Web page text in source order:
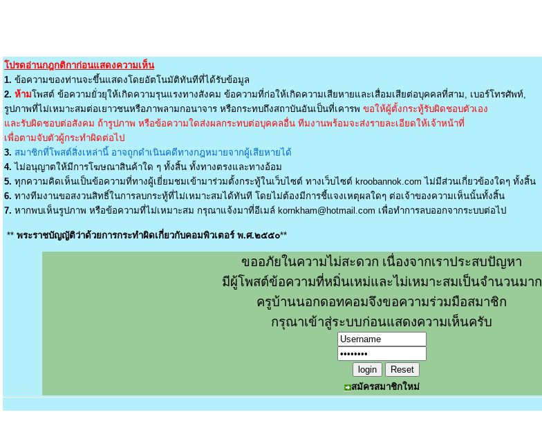
โปรดอ่านกฎกติกาก่อนแสดงความเห็น
1. ข้อความของท่านจะขึ้นแสดงโดยอัตโนมัติทันทีที่ได้รับข้อมูล
2. ห้ามโพสต์ ข้อความยั่วยุให้เกิดความรุนแรงทางสังคม ข้อความที่ก่อให้เกิดความเสียหายและเสื่อมเสียต่อบุคคลที่สาม, เบอร์โทรศัพท์,
รูปภาพที่ไม่เหมาะสมต่อเยาวชนหรือภาพลามกอนาจาร หรือกระทบถึงสถาบันอันเป็นที่เคารพ ขอให้ผู้ตั้งกระทู้รับผิดชอบตัวเอง
และรับผิดชอบต่อสังคม ถ้ารูปภาพ หรือข้อความใดส่งผลกระทบต่อบุคคลอื่น ทีมงานพร้อมจะส่งรายละเอียดให้เจ้าหน้าที่
เพื่อตามจับตัวผู้กระทำผิดต่อไป
3. สมาชิกที่โพสต์สิ่งเหล่านี้ อาจถูกดำเนินคดีทางกฎหมายจากผู้เสียหายได้
4. ไม่อนุญาตให้มีการโฆษณาสินค้าใด ๆ ทั้งสิ้น ทั้งทางตรงและทางอ้อม
5. ทุกความคิดเห็นเป็นข้อความที่ทางผู้เยี่ยมชมเข้ามาร่วมตั้งกระทู้ในเว็บไซต์ ทางเว็บไซต์ kroobannok.com ไม่มีส่วนเกี่ยวข้องใดๆ ทั้งสิ้น
6. ทางทีมงานขอสงวนสิทธิ์ในการลบกระทู้ที่ไม่เหมาะสมได้ทันที โดยไม่ต้องมีการชี้แจงเหตุผลใดๆ ต่อเจ้าของความเห็นนั้นทั้งสิ้น
7. หากพบเห็นรูปภาพ หรือข้อความที่ไม่เหมาะสม กรุณาแจ้งมาที่อีเมล์ kornkham@hotmail.com เพื่อทำการลบออกจากระบบต่อไป
** พระราชบัญญัติว่าด้วยการกระทำผิดเกี่ยวกับคอมพิวเตอร์ พ.ศ.๒๕๕๐**
ขออภัยในความไม่สะดวก เนื่องจากเราประสบปัญหา
มีผู้โพสต์ข้อความที่หมิ่นเหม่และไม่เหมาะสมเป็นจำนวนมาก
ครูบ้านนอกดอทคอมจึงขอความร่วมมือสมาชิก
กรุณาเข้าสู่ระบบก่อนแสดงความเห็นครับ
สมัครสมาชิกใหม่